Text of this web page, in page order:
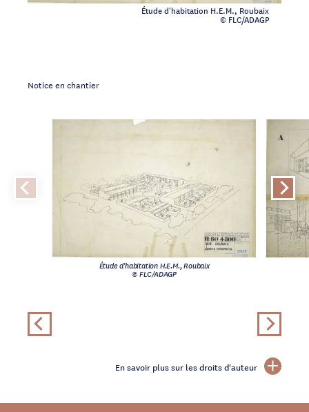
Étude d'habitation H.E.M., Roubaix
© FLC/ADAGP
Notice en chantier
Étude d'habitation H.E.M., Roubaix
© FLC/ADAGP
En savoir plus sur les droits d'auteur